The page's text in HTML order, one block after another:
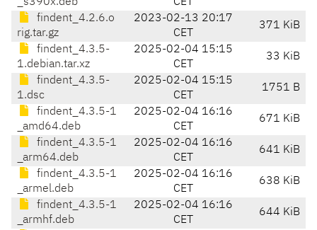
findent_4.2.6.o
rig.tar.gz
2023-02-13 20:17
CET
371 KiB
findent_4.3.5-
1.debian.tar.xz
2025-02-04 15:15
CET
33 KiB
findent_4.3.5-
1.dsc
2025-02-04 15:15
CET
1751 B
findent_4.3.5-1
_amd64.deb
2025-02-04 16:16
CET
671 KiB
findent_4.3.5-1
_arm64.deb
2025-02-04 16:16
CET
641 KiB
findent_4.3.5-1
_armel.deb
2025-02-04 16:16
CET
638 KiB
findent_4.3.5-1
_armhf.deb
2025-02-04 16:16
CET
644 KiB